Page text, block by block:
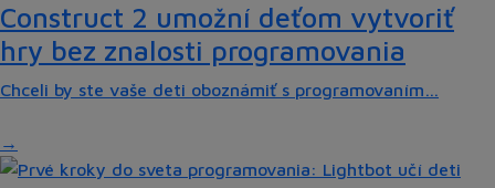
Construct 2 umožní deťom vytvoriť
hry bez znalosti programovania
Chceli by ste vaše deti oboznámiť s programovaním…